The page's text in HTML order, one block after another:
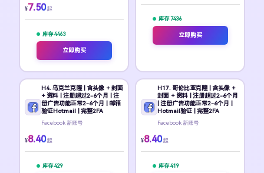
¥7.50 起
库存 4463
立即购买
库存 7436
立即购买
H4. 乌克兰克隆 | 含头像 + 封面
+ 资料 | 注册超过2-6个月 | 注
册广告功能正常2-6个月 | 邮箱
验证Hotmail | 完整2FA
Facebook 新账号
¥8.40 起
库存 429
H17. 哥伦比亚克隆 | 含头像 +
封面 + 资料 | 注册超过2-6个月
| 注册广告功能正常2-6个月 |
Hotmail验证 | 完整2FA
Facebook 新账号
¥8.40 起
库存 419